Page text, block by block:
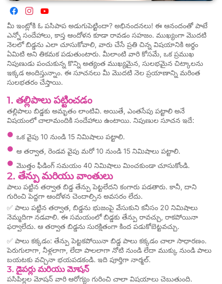
మీ ఇంట్లోకి ఓ పసిపాప అడుగుపెట్టిందా? అభినందనలు! ఈ ఆనందంతో పాటే
ఎన్నో సందేహాలు, కాస్త ఆందోళన కూడా రావడం సహజం. ముఖ్యంగా మొదటి
నెలలో బిడ్డను ఎలా చూసుకోవాలి, వారు చేసే ప్రతి చిన్న విషయానికి అర్థం
ఏమిటి అని తికమక పడుతుంటారు. మీలాంటి వారి కోసమే, ఒక ప్రముఖ
నిపుణుడు పంచుకున్న కొన్ని అత్యంత ముఖ్యమైన, సులభమైన చిట్కాలను
ఇక్కడ అందిస్తున్నాం. ఈ సూచనలు మీ మొదటి నెల ప్రయాణాన్ని మరింత
సులభతరం చేస్తాయి.
1. తల్లిపాలు పట్టించడం
తల్లిపాలు బిడ్డకు అమృతం లాంటివి. అయితే, ఎంతసేపు పట్టాలి అనే
విషయంలో చాలామందికి సందేహాలు ఉంటాయి. నిపుణుల సూచన ఇదే:
ఒక వైపు 10 నుండి 15 నిమిషాలు పట్టాలి.
ఆ తర్వాత, రెండవ వైపు మరో 10 నుండి 15 నిమిషాలు పట్టాలి.
మొత్తం ఫీడింగ్ సమయం 40 నిమిషాలు మించకుండా చూసుకోండి.
2. తేన్పు మరియు వాంతులు
పాలు పట్టిన తర్వాత బిడ్డ తేన్పు పెట్టలేదని కంగారు పడతారు. కానీ, దాని
గురించి పెద్దగా ఆందోళన చెందాల్సిన అవసరం లేదు.
✅ పాలు పట్టిన తర్వాత, బిడ్డను భుజంపై వేసుకుని కనీసం 20 నిమిషాలు
నెమ్మదిగా నడవాలి. ఈ సమయంలో బిడ్డకు తేన్పు రావచ్చు, రాకపోయినా
ఫర్వాలేదు. ఆ తర్వాత బిడ్డను సురక్షితంగా కింద పడుకోబెట్టవచ్చు.
✅ పాలు కక్కడం: తేన్పు పెట్టకపోయినా బిడ్డ పాలు కక్కడం చాలా సాధారణం.
పెరుగులాగా, నీళ్లలాగా, లేదా పాలలాగా నోటి నుండి లేదా ముక్కు నుండి పాలు
బయటకు వచ్చినా భయపడకండి. ఇది పూర్తిగా నార్మల్.
3. డైపర్లు మరియు మోషన్
పసిపిల్లల మోషన్ వారి ఆరోగ్యం గురించి చాలా విషయాలు చెబుతుంది.